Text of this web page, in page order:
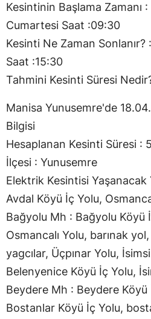
Kesintinin Başlama Zamanı
Cumartesi Saat :09:30
Kesinti Ne Zaman
Saat :15:30
Tahmini Kesinti Süresi
Manisa Yunusemre'de
Bilgisi
Hesaplanan Kesinti Süresi :
İlçesi : Yunusemre
Elektrik Kesintisi Yaşanacak
Avdal Köyü İç Yolu,
Bağyolu Mh : Bağyolu Köyü
Osmancalı Yolu, barınak
yagcılar, Üçpınar Yolu,
Belenyenice Köyü İç Yolu,
Beydere Mh : Beydere
Bostanlar Köyü İç Yolu,